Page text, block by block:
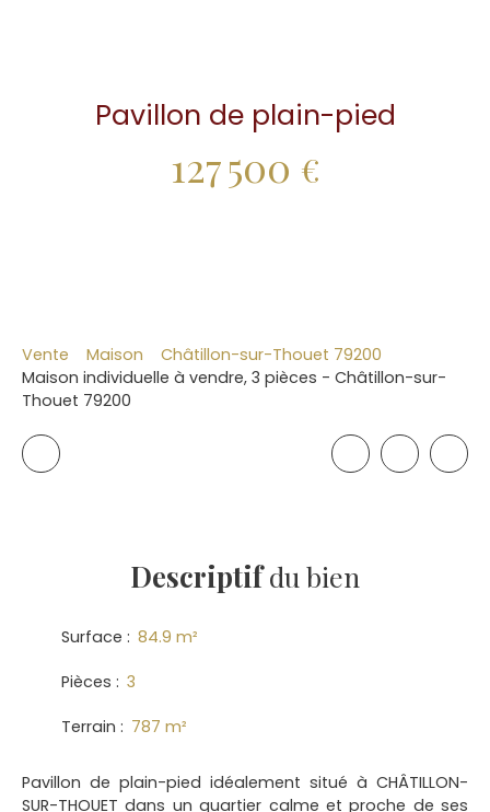
Pavillon de plain-pied
127 500 €
Vente Maison
Châtillon-sur-Thouet 79200
Maison individuelle à vendre, 3 pièces - Châtillon-sur-
Thouet 79200
Descriptifdu bien
Surface : 84.9 m²
Pièces : 3
Terrain : 787 m²
Pavillon de plain-pied idéalement situé à CHÂTILLON-
SUR-THOUET dans un quartier calme et proche de ses